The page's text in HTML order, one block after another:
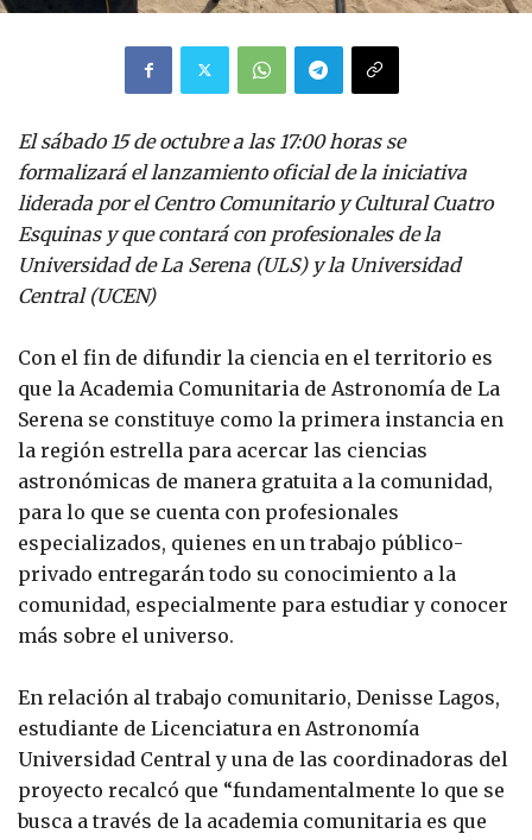
El sábado 15 de octubre a las 17:00 horas se
formalizará el lanzamiento oficial de la iniciativa
liderada por el Centro Comunitario y Cultural Cuatro
Esquinas y que contará con profesionales de la
Universidad de La Serena (ULS) y la Universidad
Central (UCEN)
Con el fin de difundir la ciencia en el territorio es
que la Academia Comunitaria de Astronomía de La
Serena se constituye como la primera instancia en
la región estrella para acercar las ciencias
astronómicas de manera gratuita a la comunidad,
para lo que se cuenta con profesionales
especializados, quienes en un trabajo público-
privado entregarán todo su conocimiento a la
comunidad, especialmente para estudiar y conocer
más sobre el universo.
En relación al trabajo comunitario, Denisse Lagos,
estudiante de Licenciatura en Astronomía
Universidad Central y una de las coordinadoras del
proyecto recalcó que “fundamentalmente lo que se
busca a través de la academia comunitaria es que